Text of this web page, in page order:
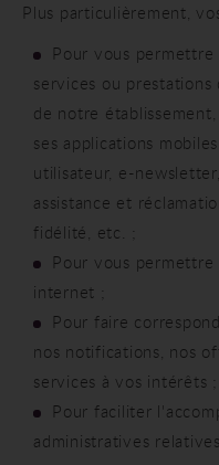
Plus particulièrement,
Pour vous
services ou
de notre
ses applications
utilisateur, e-
assistance et
fidélité, etc. ;
Pour vous
internet ;
Pour faire
nos notifications, nos
services à vos intérêts ;
Pour faciliter
administratives